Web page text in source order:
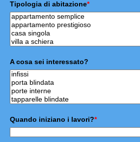
Tipologia di abitazione*
A cosa sei interessato?
Quando iniziano i lavori?*